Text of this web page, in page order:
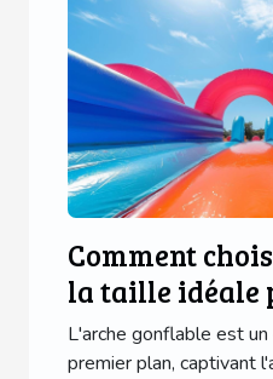
Comment
la taille idéale
arche
L'arche gonflable est
premier plan, captivant